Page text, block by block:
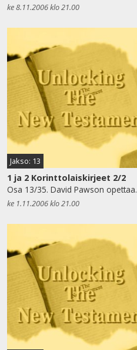
ke 8.11.2006 klo 21.00
Jakso: 13
1 ja 2 Korinttolaiskirjeet 2/2
Osa 13/35. David Pawson opettaa.
ke 1.11.2006 klo 21.00